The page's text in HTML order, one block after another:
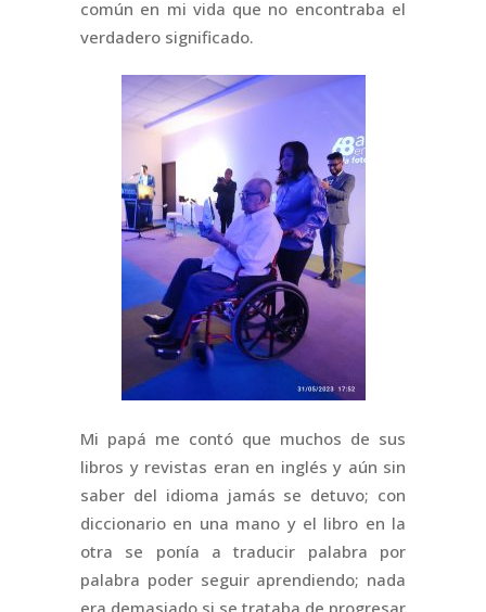
común en mi vida que no encontraba el
verdadero significado.
Mi papá me contó que muchos de sus
libros y revistas eran en inglés y aún sin
saber del idioma jamás se detuvo; con
diccionario en una mano y el libro en la
otra se ponía a traducir palabra por
palabra poder seguir aprendiendo; nada
era demasiado si se trataba de progresar